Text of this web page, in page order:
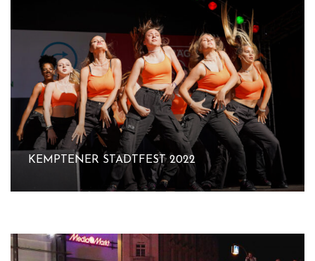
KEMPTENER STADTFEST 2022